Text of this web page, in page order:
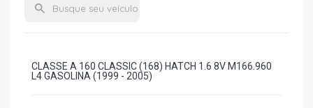
CLASSE A 160 CLASSIC (168) HATCH 1.6 8V M166.960
L4 GASOLINA (1999 - 2005)